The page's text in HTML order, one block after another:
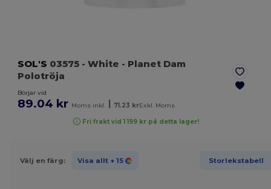
SOL'S 03575 - White - Planet Dam
Polotröja
Börjar vid
89.04 kr Moms inkl. 71.23 krExkl. Moms
Fri frakt vid 1 199 kr på detta lager!
Välj en färg: Visa allt + 15 Storlekstabell